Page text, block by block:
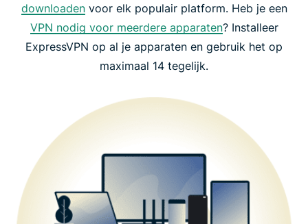
downloadenvoor elk populair platform. Heb je een
VPN nodig voor meerdere apparaten? Installeer
ExpressVPN op al je apparaten en gebruik het op
maximaal 14 tegelijk.